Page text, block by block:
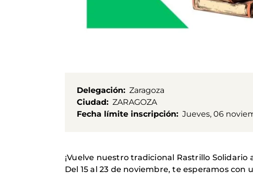
Delegación
Zaragoza
Ciudad
ZARAGOZA
Fecha límite inscripción
Jueves, 06
¡Vuelve nuestro tradicional Rastrillo Solidario
Del 15 al 23 de noviembre, te esperamos